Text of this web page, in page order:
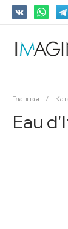
Главная /
Eau